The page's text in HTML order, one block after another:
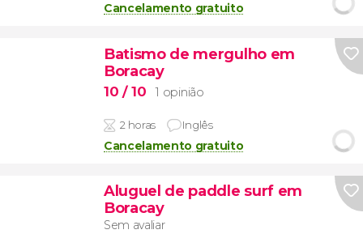
Cancelamento gratuito
Batismo de mergulho em
Boracay
10 / 10 1 opinião
2 horas Inglês
Cancelamento gratuito
Aluguel de paddle surf em
Boracay
Sem avaliar